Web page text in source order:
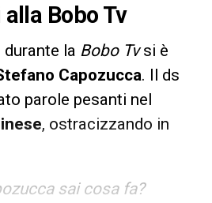
Bobo Tv
durante la Bobo Tvsi è
Capozucca. Il ds
parole pesanti nel
, ostracizzando in
sai cosa fa?